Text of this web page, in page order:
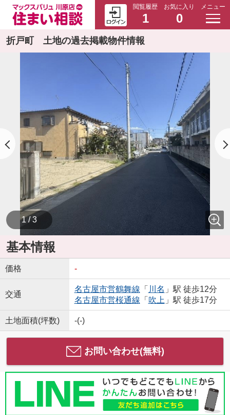
閲覧履歴
1
お気に入り
0
メニュー
折戸町 土地の過去掲載物件情報
1 / 3
基本情報
価格 -
交通
名古屋市営鶴舞線 「 川名 」駅 徒歩12分
名古屋市営桜通線 「 吹上 」駅 徒歩17分
土地面積(坪数) -(-)
お問い合わせ(無料)